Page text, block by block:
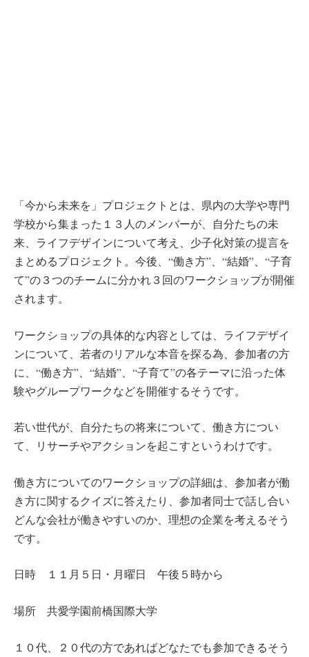
「今から未来を」プロジェクトとは、県内の大学や専門
学校から集まった１３人のメンバーが、自分たちの未
来、ライフデザインについて考え、少子化対策の提言を
まとめるプロジェクト。今後、“働き方”、“結婚”、“子育
て”の３つのチームに分かれ３回のワークショップが開催
されます。
ワークショップの具体的な内容としては、ライフデザイ
ンについて、若者のリアルな本音を探る為、参加者の方
に、“働き方”、“結婚”、“子育て”の各テーマに沿った体
験やグループワークなどを開催するそうです。
若い世代が、自分たちの将来について、働き方につい
て、リサーチやアクションを起こすというわけです。
働き方についてのワークショップの詳細は、参加者が働
き方に関するクイズに答えたり、参加者同士で話し合い
どんな会社が働きやすいのか、理想の企業を考えるそう
です。
日時 １１月５日・月曜日 午後５時から
場所 共愛学園前橋国際大学
１０代、２０代の方であればどなたでも参加できるそう